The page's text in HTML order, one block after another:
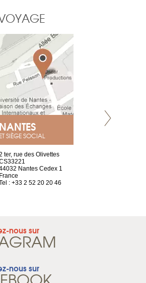
NANTES
ET SIÈGE SOCIAL
ter, rue des Olivettes
Nantes Cedex 1
France
: +33 2 52 20 20 46
nous sur
nous sur